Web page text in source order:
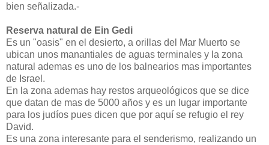
bien señalizada.-
Reserva natural de Ein Gedi
Es un "oasis" en el desierto, a orillas del Mar Muerto se
ubican unos manantiales de aguas terminales y la zona
natural ademas es uno de los balnearios mas importantes
de Israel.
En la zona ademas hay restos arqueológicos que se dice
que datan de mas de 5000 años y es un lugar importante
para los judíos pues dicen que por aquí se refugio el rey
David.
Es una zona interesante para el senderismo, realizando un